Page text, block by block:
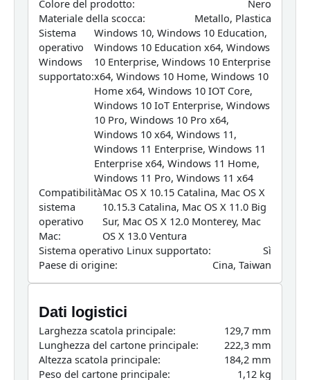
Colore del prodotto:
Nero
Materiale della scocca:
Metallo, Plastica
Sistema
operativo
Windows
supportato:
Windows 10, Windows 10 Education,
Windows 10 Education x64, Windows
10 Enterprise, Windows 10 Enterprise
x64, Windows 10 Home, Windows 10
Home x64, Windows 10 IOT Core,
Windows 10 IoT Enterprise, Windows
10 Pro, Windows 10 Pro x64,
Windows 10 x64, Windows 11,
Windows 11 Enterprise, Windows 11
Enterprise x64, Windows 11 Home,
Windows 11 Pro, Windows 11 x64
Compatibilità
sistema
operativo
Mac:
Mac OS X 10.15 Catalina, Mac OS X
10.15.3 Catalina, Mac OS X 11.0 Big
Sur, Mac OS X 12.0 Monterey, Mac
OS X 13.0 Ventura
Sistema operativo Linux supportato:
Sì
Paese di origine:
Cina, Taiwan
Dati logistici
Larghezza scatola principale:
129,7 mm
Lunghezza del cartone principale:
222,3 mm
Altezza scatola principale:
184,2 mm
Peso del cartone principale:
1,12 kg